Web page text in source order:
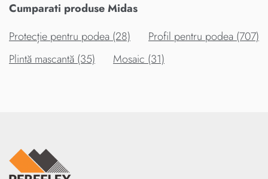
Cumparati produse Midas
Protecție pentru podea (28)
Profil pentru podea (707)
Plintă mascantă (35)
Mosaic (31)